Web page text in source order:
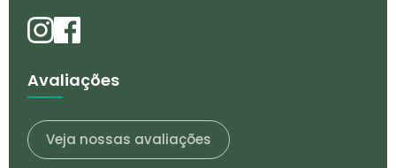
Avaliações
Veja nossas avaliações